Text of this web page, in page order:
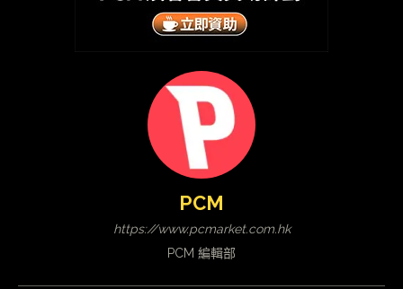
PCM
https://www.pcmarket.com.hk
PCM 編輯部